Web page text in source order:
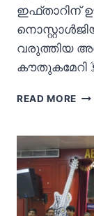
ഇഫ്താറിന്
വരുത്തിയ
കൗതുകമേറി
READ MORE